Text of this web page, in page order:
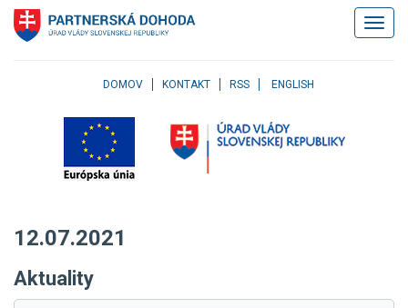
Klávesové
skratky
Skočiť
menu
na
DOMOV KONTAKT RSS ENGLISH
12.07.2021
Aktuality